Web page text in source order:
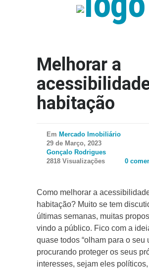
Melhorar a
habitação
Em Mercado Imobiliário
29 de Março, 2023
Gonçalo Rodrigues
2818 Visualizações
0
Como melhorar a
habitação? Muito se tem
últimas semanas, muitas
vindo a público. Fico com a
quase todos “olham para o seu
procurando proteger os seus
interesses, sejam eles políticos,